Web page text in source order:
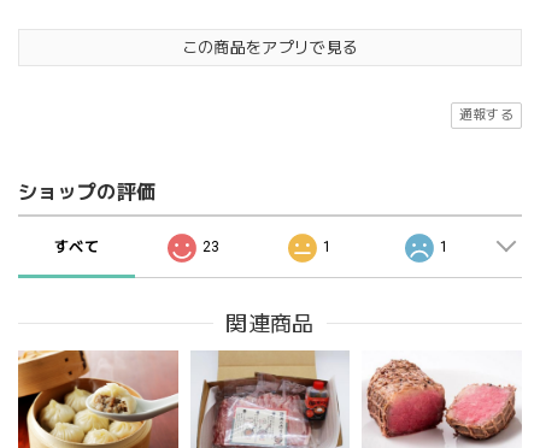
この商品をアプリで見る
通報する
ショップの評価
すべて 23 1 1
関連商品